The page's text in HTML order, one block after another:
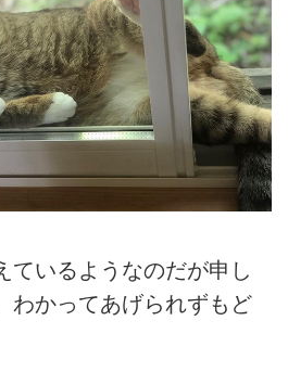
ているようなのだが申し
わかってあげられずもど